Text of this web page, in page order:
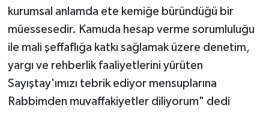
kurumsal anlamda ete kemiğe büründüğü bir
müessesedir. Kamuda hesap verme sorumluluğu
ile mali şeffaflığa katkı sağlamak üzere denetim,
yargı ve rehberlik faaliyetlerini yürüten
Sayıştay'ımızı tebrik ediyor mensuplarına
Rabbimden muvaffakiyetler diliyorum" dedi